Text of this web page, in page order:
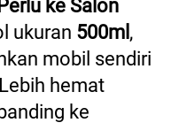
ke Salon
ukuran 500ml ,
mobil sendiri
hemat
ke